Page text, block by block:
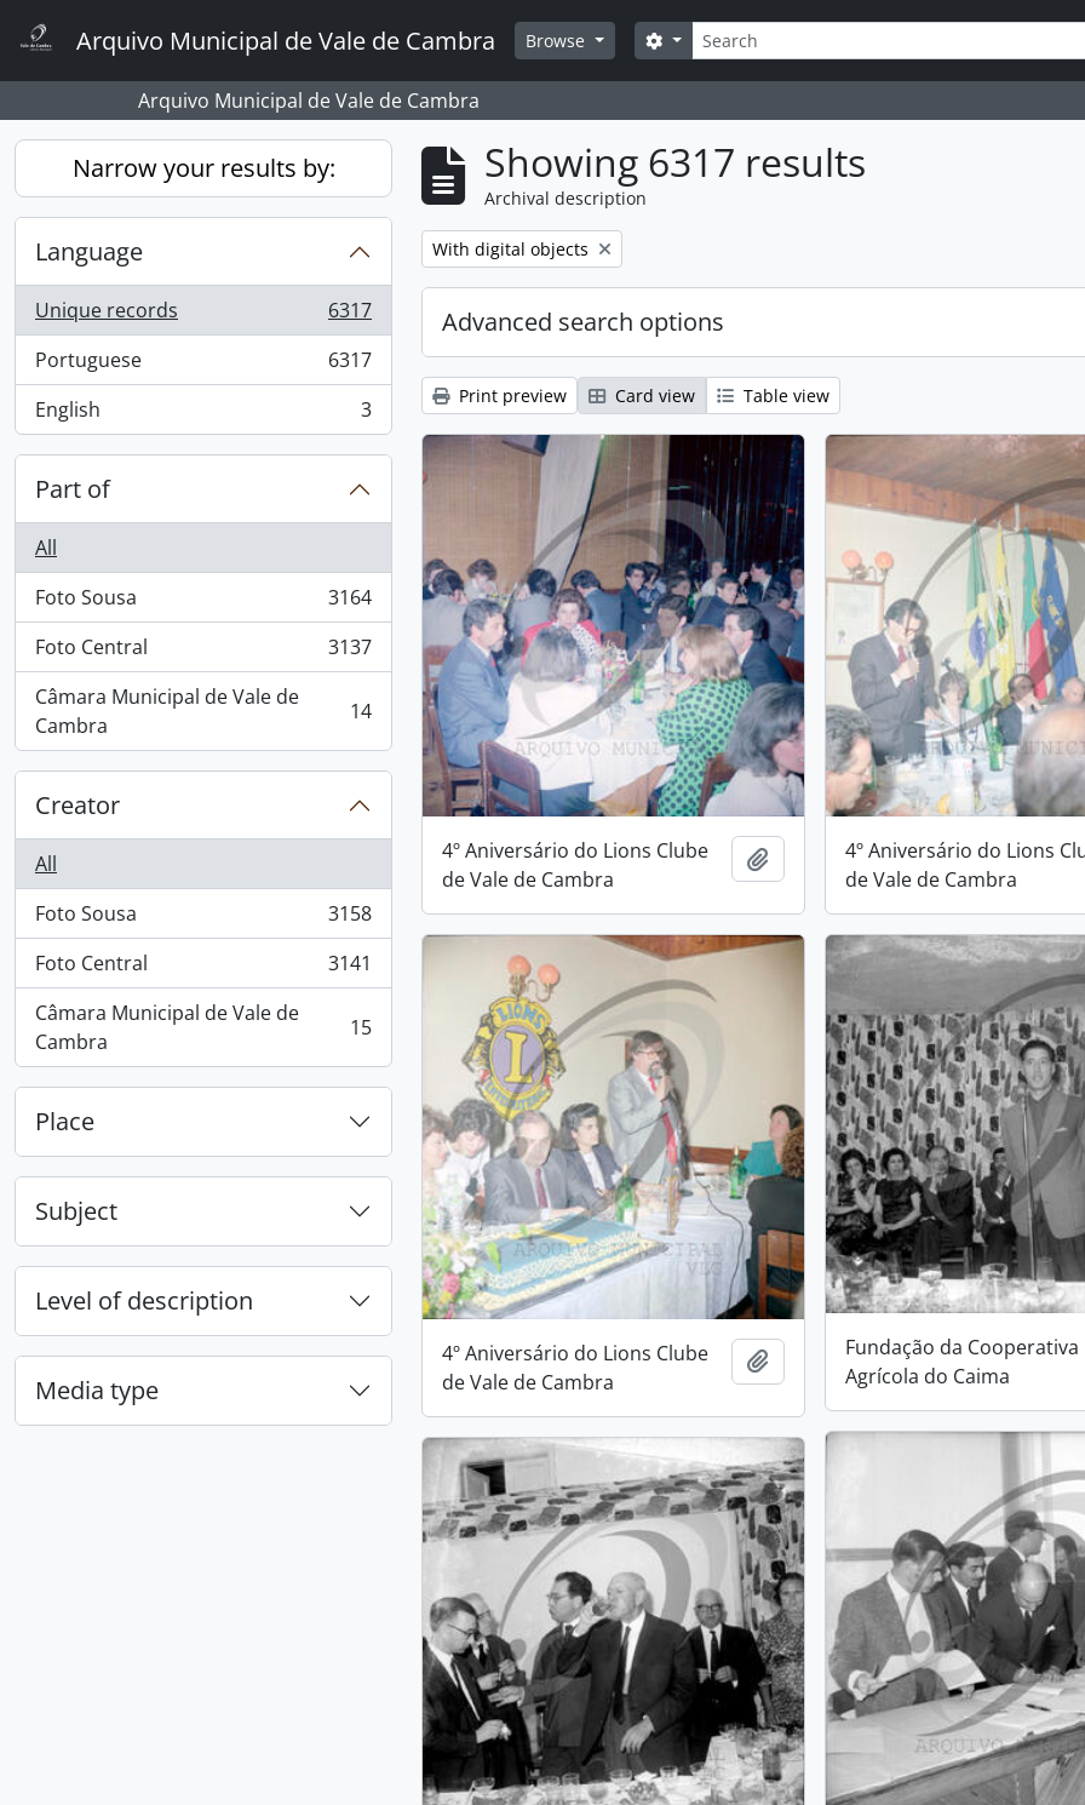
Arquivo Municipal de Vale de Cambra Browse Search
Search options
Arquivo Municipal de Vale de Cambra
Narrow your results by:
Language
Unique records
, 6317 results
6317
Portuguese
, 6317 results
6317
English
, 3 results 3
Part of
All
Foto Sousa
, 3164 results
3164
Foto Central
, 3137 results
3137
Câmara Municipal de Vale de
Cambra
, 14 results 14
Creator
All
Foto Sousa
, 3158 results
3158
Foto Central
, 3141 results
3141
Câmara Municipal de Vale de
Cambra
, 15 results 15
Place
Subject
Level of description
Media type
Showing 6317 results
Archival description
Remove filter:
With digital objects
Advanced search options
Print preview Card view Table view
4º Aniversário do Lions Clube
de Vale de Cambra
Add to clipboard
4º Aniversário do Lions
de Vale de Cambra
4º Aniversário do Lions Clube
de Vale de Cambra
Add to clipboard
Fundação da Cooperativa
Agrícola do Caima